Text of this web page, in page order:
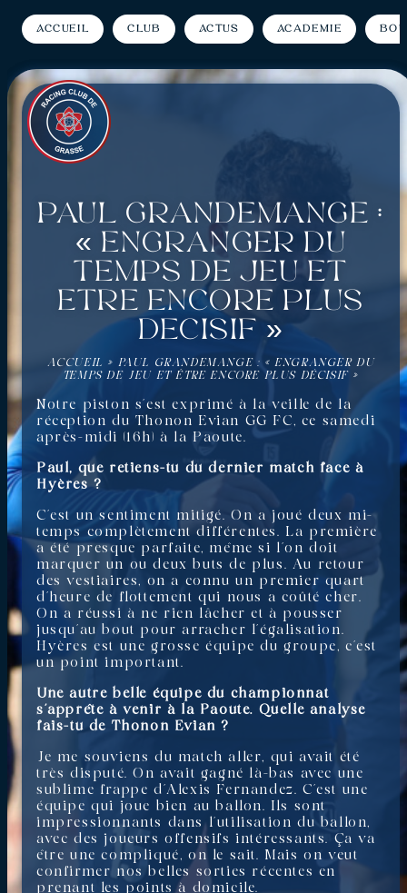
Accueil Club Actus Académie
Paul Grandemange :
« Engranger du
temps de jeu et
être encore plus
décisif »
ACCUEIL » PAUL GRANDEMANGE : « ENGRANGER DU
TEMPS DE JEU ET ÊTRE ENCORE PLUS DÉCISIF »
Notre piston s’est exprimé à la veille de la
réception du Thonon Evian GG FC, ce samedi
après-midi (16h) à la Paoute.
Paul, que retiens-tu du dernier match face à
Hyères ?
C’est un sentiment mitigé. On a joué deux mi-
temps complètement différentes. La première
a été presque parfaite, même si l’on doit
marquer un ou deux buts de plus. Au retour
des vestiaires, on a connu un premier quart
d’heure de flottement qui nous a coûté cher.
On a réussi à ne rien lâcher et à pousser
jusqu’au bout pour arracher l’égalisation.
Hyères est une grosse équipe du groupe, c’est
un point important.
Une autre belle équipe du championnat
s’apprête à venir à la Paoute. Quelle analyse
fais-tu de Thonon Evian ?
Je me souviens du match aller, qui avait été
très disputé. On avait gagné là-bas avec une
sublime frappe d’Alexis Fernandez. C’est une
équipe qui joue bien au ballon. Ils sont
impressionnants dans l’utilisation du ballon,
avec des joueurs offensifs intéressants. Ça va
être une compliqué, on le sait. Mais on veut
confirmer nos belles sorties récentes en
prenant les points à domicile.